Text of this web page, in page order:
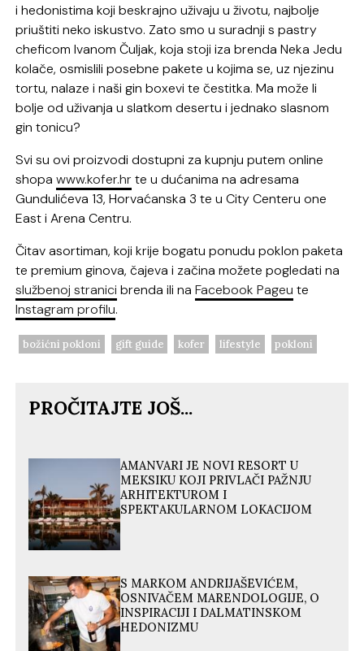
i hedonistima koji beskrajno uživaju u životu, najbolje
priuštiti neko iskustvo. Zato smo u suradnji s pastry
cheficom Ivanom Čuljak, koja stoji iza brenda Neka Jedu
kolače, osmislili posebne pakete u kojima se, uz njezinu
tortu, nalaze i naši gin boxevi te čestitka. Ma može li
bolje od uživanja u slatkom desertu i jednako slasnom
gin tonicu?
Svi su ovi proizvodi dostupni za kupnju putem online
shopawww.kofer.hrte u dućanima na adresama
Gundulićeva 13, Horvaćanska 3 te u City Centeru one
East i Arena Centru.
Čitav asortiman, koji krije bogatu ponudu poklon paketa
te premium ginova, čajeva i začina možete pogledati na
službenoj stranici brenda ili naFacebook Pageu te
Instagram profilu.
božićni pokloni gift guide kofer lifestyle pokloni
PROČITAJTE JOŠ...
AMANVARI JE NOVI RESORT U
MEKSIKU KOJI PRIVLAČI PAŽNJU
ARHITEKTUROM I
SPEKTAKULARNOM LOKACIJOM
S MARKOM ANDRIJAŠEVIĆEM,
OSNIVAČEM MARENDOLOGIJE, O
INSPIRACIJI I DALMATINSKOM
HEDONIZMU